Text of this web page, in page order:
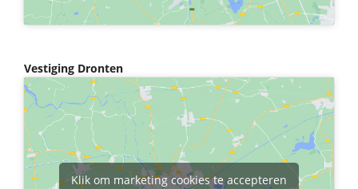
Vestiging Dronten
Klik om marketing cookies te accepteren